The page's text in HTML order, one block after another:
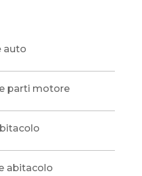
auto
parti motore
abitacolo